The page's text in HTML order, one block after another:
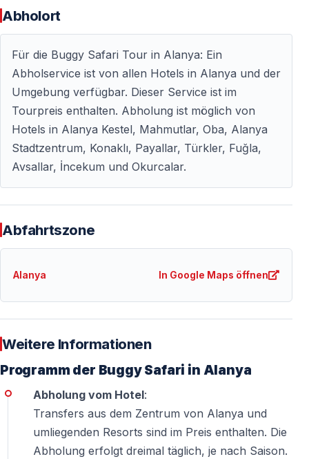
Fahrzeuge:
Fahrtzeit:Ca. 1,5 Stunden
Wer kann an der Alanya Buggy Safari
teilnehmen?
Geeignet für Abenteuerlustige
Ideal für:
—Paare, die Abenteuer jenseits der Strandresorts
suchen
—Alleinreisende
, die andere Abenteurer treffen
möchten
—Aktivurlauber, die typischer Touristenaktivitäten
müde sind
Voraussetzungen:
Fahrer:Mindestalter 18 Jahre (kein Führerschein
Beifahrer:Ab 6 Jahren
Abholort
Für die Buggy Safari Tour in Alanya: Ein
Abholservice ist von allen Hotels in Alanya und der
Umgebung verfügbar. Dieser Service ist im
Tourpreis enthalten. Abholung ist möglich von
Hotels in Alanya Kestel, Mahmutlar, Oba, Alanya
Stadtzentrum, Konaklı, Payallar, Türkler, Fuğla,
Avsallar, İncekum und Okurcalar.
Abfahrtszone
Alanya In Google Maps öffnen
Weitere Informationen
Programm der Buggy Safari in Alanya
Abholung vom Hotel:
Transfers aus dem Zentrum von Alanya und
umliegenden Resorts sind im Preis enthalten. Die
Abholung erfolgt dreimal täglich, je nach Saison.